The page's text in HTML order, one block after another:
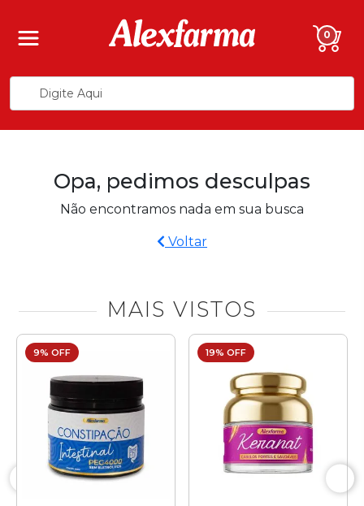
0
Opa, pedimos desculpas
Não encontramos nada em sua busca
Voltar
MAIS VISTOS
9% OFF 19% OFF